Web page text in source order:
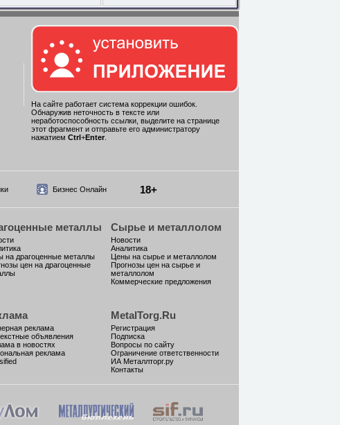
На сайте работает система коррекции ошибок.
Обнаружив неточность в тексте или
неработоспособность ссылки, выделите на странице
этот фрагмент и отправьте его администратору
нажатием Ctrl +Enter.
Бизнес Онлайн 18+
металлы
на драгоценные металлы
цен на драгоценные
Сырье и металлолом
Новости
Аналитика
Цены на сырье и металлолом
Прогнозы цен на сырье и
металлолом
Коммерческие предложения
реклама
объявления
в новостях
реклама
MetalTorg.Ru
Регистрация
Подписка
Вопросы по сайту
Ограничение ответственности
ИА Металлторг.ру
Контакты